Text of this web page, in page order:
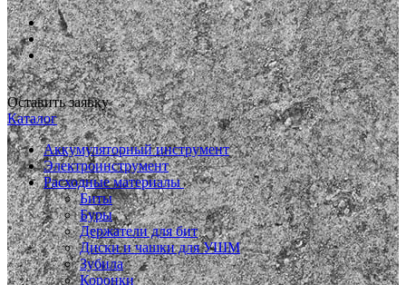
Оставить заявку
Каталог
Аккумуляторный инструмент
Электроинструмент
Расходные материалы
Биты
Буры
Держатели для бит
Диски и чашки для УШМ
Зубила
Коронки